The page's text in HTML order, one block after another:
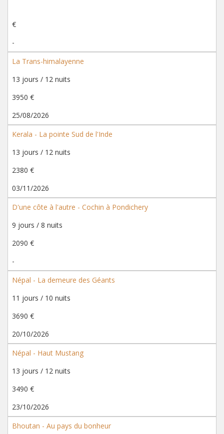
€
-
La Trans-himalayenne
13 jours / 12 nuits
3950 €
25/08/2026
Kerala - La pointe Sud de l'Inde
13 jours / 12 nuits
2380 €
03/11/2026
D'une côte à l'autre - Cochin à Pondichery
9 jours / 8 nuits
2090 €
-
Népal - La demeure des Géants
11 jours / 10 nuits
3690 €
20/10/2026
Népal - Haut Mustang
13 jours / 12 nuits
3490 €
23/10/2026
Bhoutan - Au pays du bonheur